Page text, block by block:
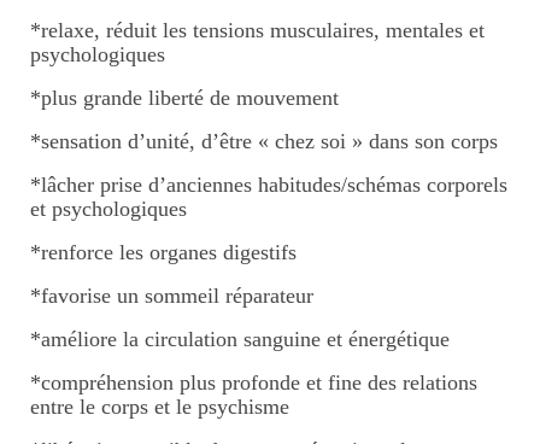
*relaxe, réduit les tensions musculaires, mentales et
psychologiques
*plus grande liberté de mouvement
*sensation d’unité, d’être « chez soi » dans son corps
*lâcher prise d’anciennes habitudes/schémas corporels
et psychologiques
*renforce les organes digestifs
*favorise un sommeil réparateur
*améliore la circulation sanguine et énergétique
*compréhension plus profonde et fine des relations
entre le corps et le psychisme